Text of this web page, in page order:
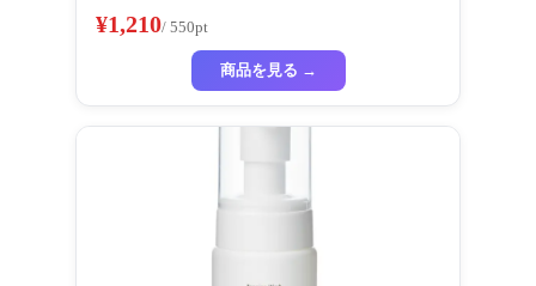
¥1,210/ 550pt
商品を見る →